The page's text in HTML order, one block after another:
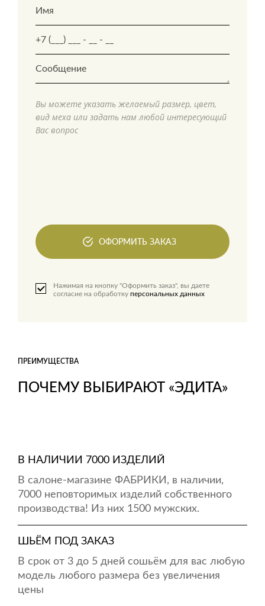
Вы можете указать желаемый размер, цвет,
вид меха или задать нам любой интересующий
Вас вопрос
ОФОРМИТЬ ЗАКАЗ
Нажимая на кнопку "Оформить заказ", вы даете
согласие на обработку персональных данных
ПОЧЕМУ ВЫБИРАЮТ «ЭДИТА»
ПРЕИМУЩЕСТВА
В НАЛИЧИИ 7000 ИЗДЕЛИЙ
В салоне-магазине ФАБРИКИ, в наличии,
7000 неповторимых изделий собственного
производства! Из них 1500 мужских.
ШЬЁМ ПОД ЗАКАЗ
В срок от 3 до 5 дней сошьём для вас любую
модель любого размера без увеличения
цены